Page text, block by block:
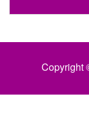
Copyright